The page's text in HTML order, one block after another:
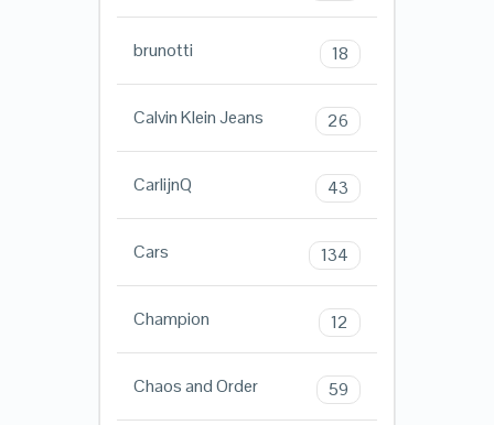
brunotti 18
Calvin Klein Jeans 26
CarlijnQ 43
Cars 134
Champion 12
Chaos and Order 59